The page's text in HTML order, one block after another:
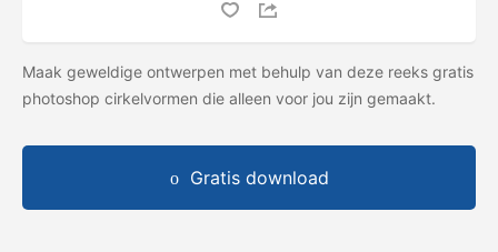
Maak geweldige ontwerpen met behulp van deze reeks gratis
photoshop cirkelvormen die alleen voor jou zijn gemaakt.
Gratis download